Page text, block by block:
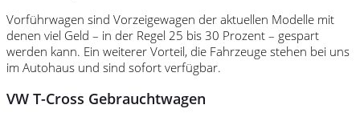
Vorführwagen sind Vorzeigewagen der aktuellen Modelle mit
denen viel Geld – in der Regel 25 bis 30 Prozent – gespart
werden kann. Ein weiterer Vorteil, die Fahrzeuge stehen bei uns
im Autohaus und sind sofort verfügbar.
VW T-Cross Gebrauchtwagen